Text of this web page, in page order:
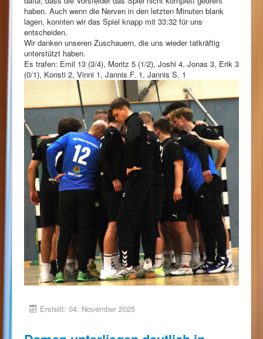
haben. Auch wenn die Nerven in den letzten Minuten blank
lagen, konnten wir das Spiel knapp mit 33:32 für uns
entscheiden.
Wir danken unseren Zuschauern, die uns wieder tatkräftig
unterstützt haben.
Es trafen: Emil 13 (3/4), Moritz 5 (1/2), Joshi 4, Jonas 3, Erik 3
(0/1), Konsti 2, Vinni 1, Jannis F. 1, Jannis S. 1
Erstellt: 04. November 2025